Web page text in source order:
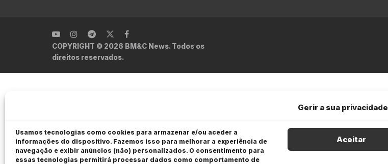
Gerir a sua privacidade
Usamos tecnologias como cookies para armazenar e/ou aceder a
informações do dispositivo. Fazemos isso para melhorar a experiência de
navegação e exibir anúncios (não) personalizados. O consentimento para
essas tecnologias permitirá processar dados como comportamento de
Aceitar
COPYRIGHT © 2026 BM&C News. Todos os
direitos reservados.